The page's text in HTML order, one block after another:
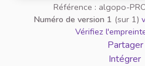
Référence : algopo-
Numéro de version 1 (sur 1)
Vérifiez
Partager
Intégrer